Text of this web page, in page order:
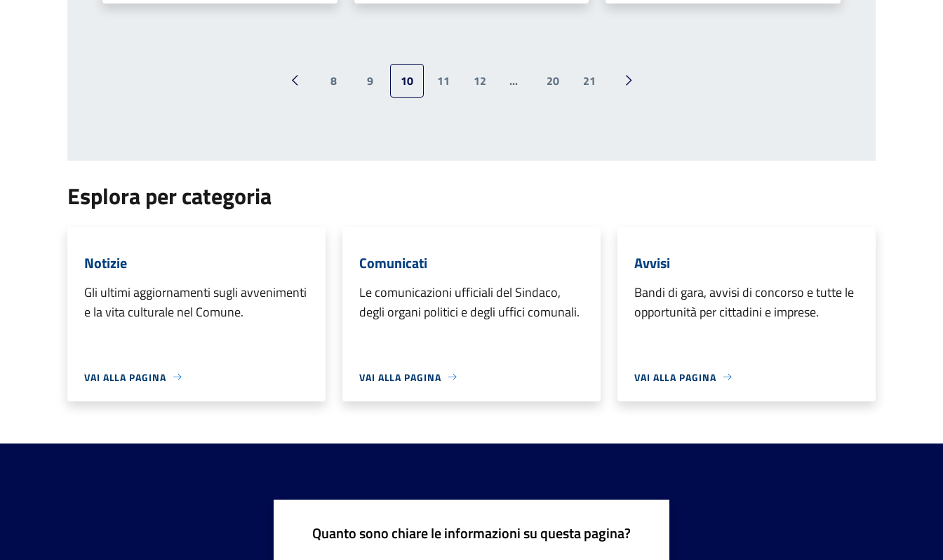
Pagina precedente
8 9 10 11 12 ... 20 21
Pagina successiva
Esplora per categoria
Notizie
Gli ultimi aggiornamenti sugli avvenimenti
e la vita culturale nel Comune.
VAI ALLA PAGINA
Comunicati
Le comunicazioni ufficiali del Sindaco,
degli organi politici e degli uffici comunali.
VAI ALLA PAGINA
Avvisi
Bandi di gara, avvisi di concorso e tutte le
opportunità per cittadini e imprese.
VAI ALLA PAGINA
Quanto sono chiare le informazioni su questa pagina?